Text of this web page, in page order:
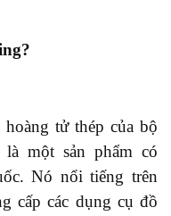
tửthép của bộ
một sản phẩm có
Nó nổi tiếng trên
cấpcác dụng cụ đồ